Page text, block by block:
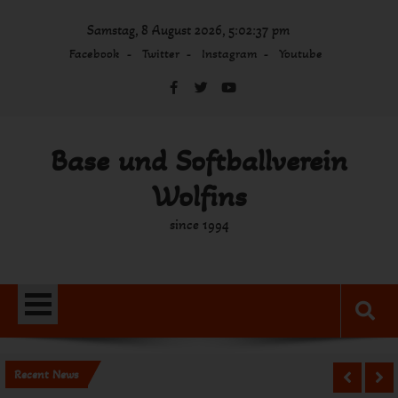
Samstag, 8 August 2026, 5:02:37 pm
Facebook Twitter Instagram Youtube
Base und Softballverein
Wolfins
since 1994
Recent News